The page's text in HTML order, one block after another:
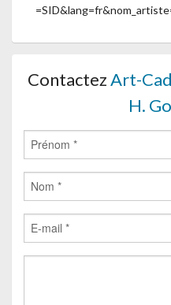
ContactezArt-
H.